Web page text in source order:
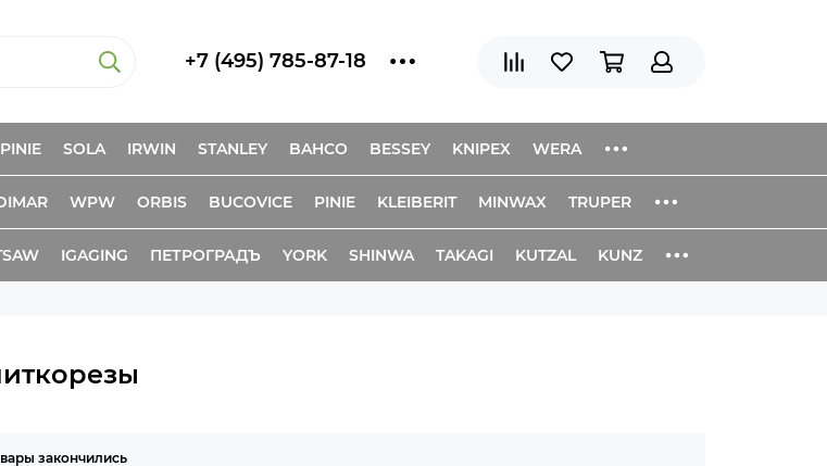
+7 (495) 785-87-18
PINIE SOLA IRWIN STANLEY BAHCO BESSEY KNIPEX WERA
WPW ORBIS BUCOVICE PINIE KLEIBERIT MINWAX TRUPER
IGAGING ПЕТРОГРАДЪ YORK SHINWA TAKAGI KUTZAL KUNZ
закончились